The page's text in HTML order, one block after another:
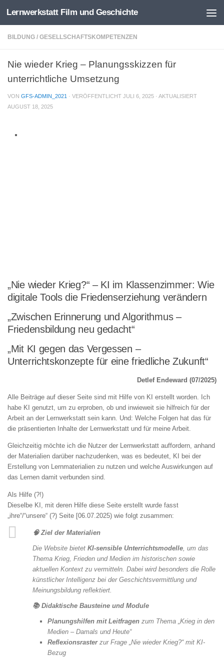
Zum Inhalt springen
Lernwerkstatt Film und Geschichte
BILDUNG / GESELLSCHAFTSKOMPETENZEN
Nie wieder Krieg – Planungsskizzen für
unterrichtliche Umsetzung
VON GFS-ADMIN_2021 · VERÖFFENTLICHT JULI 6, 2025 · AKTUALISIERT
AUGUST 18, 2025
„Nie wieder Krieg?“ – KI im Klassenzimmer: Wie
digitale Tools die Friedenserziehung verändern
„Zwischen Erinnerung und Algorithmus –
Friedensbildung neu gedacht“
„Mit KI gegen das Vergessen –
Unterrichtskonzepte für eine friedliche Zukunft“
Detlef Endeward (07/2025)
Alle Beiträge auf dieser Seite sind mit Hilfe von KI erstellt worden. Ich
habe KI genutzt, um zu erproben, ob und inwieweit sie hilfreich für der
Arbeit an der Lernwerkstatt sein kann. Und: Welche Folgen hat das für
die präsentierten Inhalte der Lernwerkstatt und für meine Arbeit.
Gleichzeitig möchte ich die Nutzer der Lernwerkstatt auffordern, anhand
der Materialien darüber nachzudenken, was es bedeutet, KI bei der
Erstellung von Lernmaterialien zu nutzen und welche Auswirkungen auf
das Lernen damit verbunden sind.
Als Hilfe (?!)
Dieselbe KI, mit deren Hilfe diese Seite erstellt wurde fasst
„ihre“/“unsere“ (?) Seite [06.07.2025) wie folgt zusammen:
🧠Ziel der Materialien
Die Website bietet KI-sensible Unterrichtsmodelle , um das
Thema Krieg, Frieden und Medien im historischen sowie
aktuellen Kontext zu vermitteln. Dabei wird besonders die Rolle
künstlicher Intelligenz bei der Geschichtsvermittlung und
Meinungsbildung reflektiert.
📚Didaktische Bausteine und Module
Planungshilfen mit Leitfragen zum Thema „Krieg in den
Medien – Damals und Heute“
Reflexionsrasterzur Frage „Nie wieder Krieg?“ mit KI-
Bezug